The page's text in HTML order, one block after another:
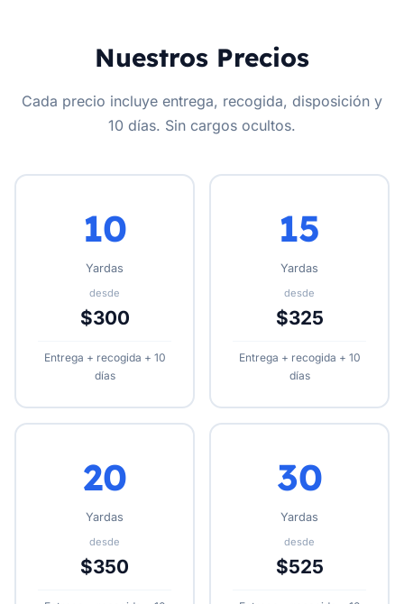
Nuestros Precios
Cada precio incluye entrega, recogida, disposición y
10 días. Sin cargos ocultos.
10
Yardas
desde
$300
Entrega + recogida + 10
días
15
Yardas
desde
$325
Entrega + recogida + 10
días
20
Yardas
desde
$350
30
Yardas
desde
$525